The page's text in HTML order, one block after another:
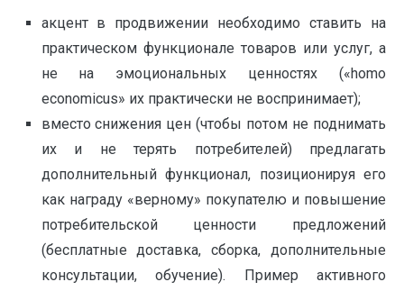
акцент в продвижении необходимо ставить на
практическом функционале товаров или услуг, а
не на эмоциональных ценностях («homo
economicus» их практически не воспринимает);
вместо снижения цен (чтобы потом не поднимать
их и не терять потребителей) предлагать
дополнительный функционал, позиционируя его
как награду «верному» покупателю и повышение
потребительской ценности предложений
(бесплатные доставка, сборка, дополнительные
консультации, обучение). Пример активного